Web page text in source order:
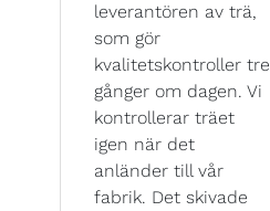
leverantören av trä,
som gör
kvalitetskontroller tre
gånger om dagen. Vi
kontrollerar träet
igen när det
anländer till vår
fabrik. Det skivade